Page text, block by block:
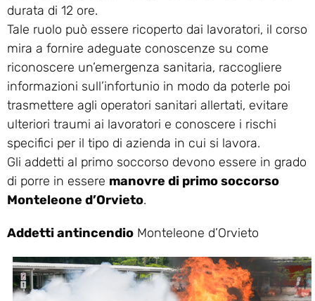
durata di 12 ore.
Tale ruolo può essere ricoperto dai lavoratori, il corso
mira a fornire adeguate conoscenze su come
riconoscere un’emergenza sanitaria, raccogliere
informazioni sull’infortunio in modo da poterle poi
trasmettere agli operatori sanitari allertati, evitare
ulteriori traumi ai lavoratori e conoscere i rischi
specifici per il tipo di azienda in cui si lavora.
Gli addetti al primo soccorso devono essere in grado
di porre in essere manovre di primo soccorso
Monteleone d’Orvieto.
Addetti antincendio Monteleone d’Orvieto